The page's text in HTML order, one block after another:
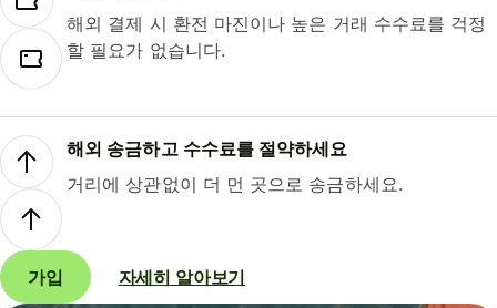
해외 결제 시 환전 마진이나 높은 거래 수수료를 걱정
할 필요가 없습니다.
해외 송금하고 수수료를 절약하세요
거리에 상관없이 더 먼 곳으로 송금하세요.
가입 자세히 알아보기